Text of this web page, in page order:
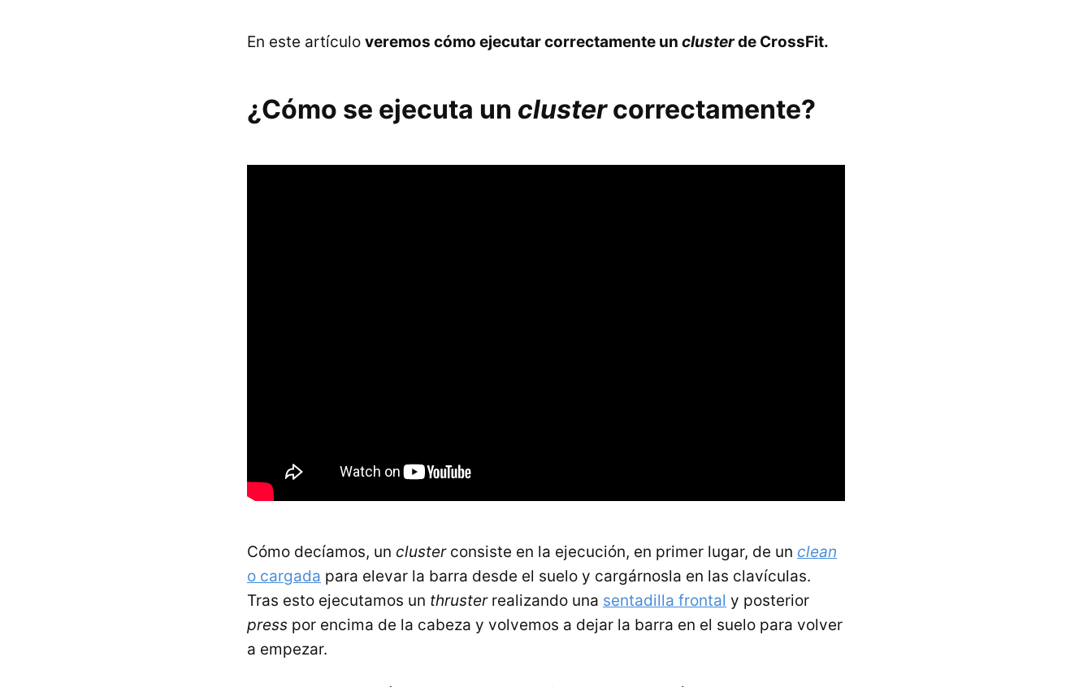
En este artículo veremos cómo ejecutar correctamente un clusterde CrossFit.
¿Cómo se ejecuta un clustercorrectamente?
Cómo decíamos, un clusterconsiste en la ejecución, en primer lugar, de un clean
o cargada para elevar la barra desde el suelo y cargárnosla en las clavículas.
Tras esto ejecutamos un thruster realizando una sentadilla frontal y posterior
press por encima de la cabeza y volvemos a dejar la barra en el suelo para volver
a empezar.